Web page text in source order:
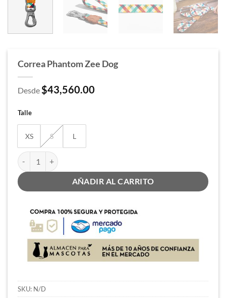
Correa Phantom Zee Dog
Desde $43,560.00
Talle
XS S L
Correa Phantom Zee Dog cantidad
AÑADIR AL CARRITO
SKU: N/D